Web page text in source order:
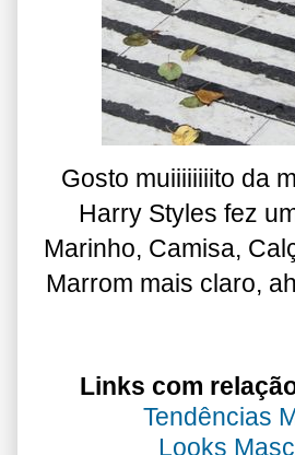
Gosto muiiiiiiiito da
Harry Styles fez
Marinho, Camisa,
Marrom mais claro,
Links com
Tendências
Looks